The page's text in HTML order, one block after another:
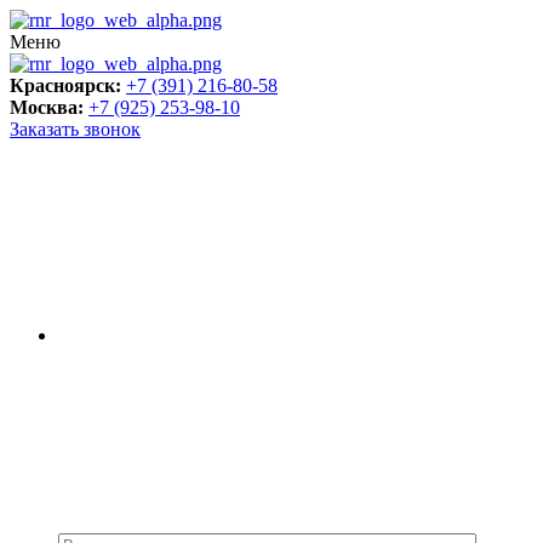
Меню
Красноярск: +7 (391) 216-80-58
Москва: +7 (925) 253-98-10
Заказать звонок